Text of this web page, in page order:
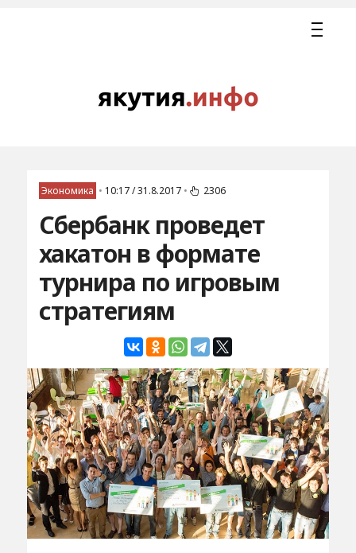
Экономика • 10:17 / 31.8.2017 • 2306
Сбербанк проведет
хакатон в формате
турнира по игровым
стратегиям